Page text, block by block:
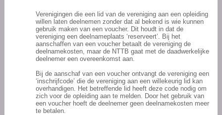
Verenigingen die een lid van de vereniging aan een opleiding
willen laten deelnemen zonder dat al bekend is wie kunnen
gebruik maken van een voucher. Dit houdt in dat de
vereniging een deelnameplaats ‘reserveert’. Bij het
aanschaffen van een voucher betaalt de vereniging de
deelnamekosten, maar de NTTB gaat met de daadwerkelijke
deelnemer een overeenkomst aan.
Bij de aanschaf van een voucher ontvangt de vereniging een
‘inschrijfcode’ die de vereniging aan een willekeurig lid kan
overhandigen. Het betreffende lid heeft deze code nodig om
zich voor de opleiding aan te melden. Door het gebruik van
een voucher hoeft de deelnemer geen deelnamekosten meer
te betalen.